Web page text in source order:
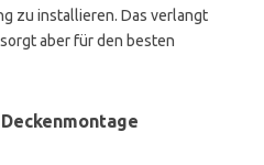
zu installieren. Das verlangt
aber für den besten